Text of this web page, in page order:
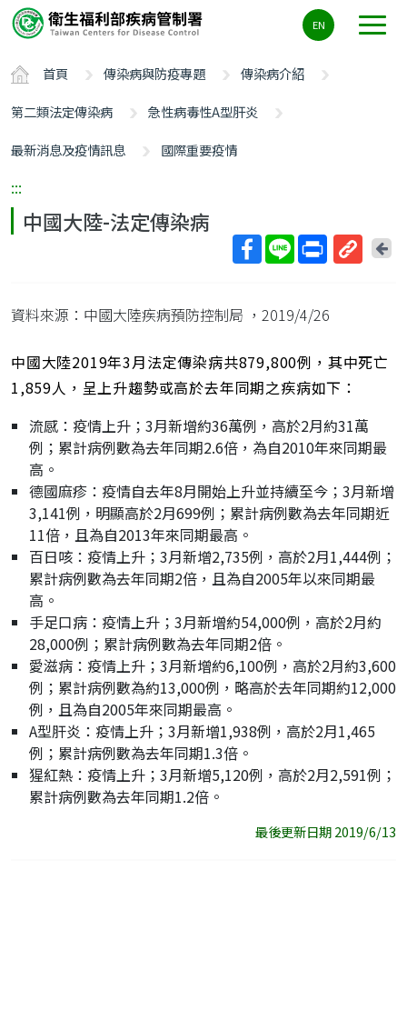
要
容
ALT+C
EN
首頁 傳染病與防疫專題
傳染病介紹
第二類法定傳染病
急性病毒性A型肝炎
最新消息及疫情訊息
國際重要疫情
:::
中國大陸-法定傳染病
址
回
資料來源：中國大陸疾病預防控制局 ，2019/4/26
中國大陸2019年3月法定傳染病共879,800例，其中死亡
1,859人，呈上升趨勢或高於去年同期之疾病如下：
流感：疫情上升；3月新增約36萬例，高於2月約31萬
例；累計病例數為去年同期2.6倍，為自2010年來同期最
高。
德國麻疹：疫情自去年8月開始上升並持續至今；3月新增
3,141例，明顯高於2月699例；累計病例數為去年同期近
11倍，且為自2013年來同期最高。
百日咳：疫情上升；3月新增2,735例，高於2月1,444例；
累計病例數為去年同期2倍，且為自2005年以來同期最
高。
手足口病：疫情上升；3月新增約54,000例，高於2月約
28,000例；累計病例數為去年同期2倍。
愛滋病：疫情上升；3月新增約6,100例，高於2月約3,600
例；累計病例數為約13,000例，略高於去年同期約12,000
例，且為自2005年來同期最高。
A型肝炎：疫情上升；3月新增1,938例，高於2月1,465
例；累計病例數為去年同期1.3倍。
猩紅熱：疫情上升；3月新增5,120例，高於2月2,591例；
累計病例數為去年同期1.2倍。
最後更新日期 2019/6/13